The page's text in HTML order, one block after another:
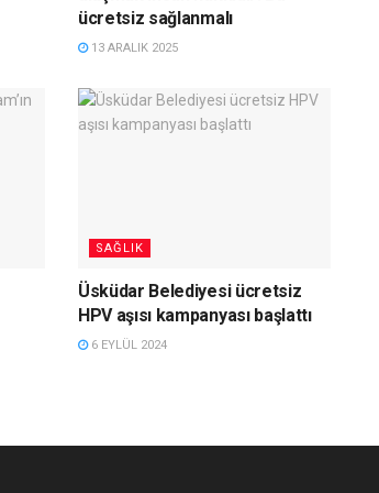
ücretsiz sağlanmalı
13 ARALIK 2025
SAĞLIK
Üsküdar Belediyesi ücretsiz
HPV aşısı kampanyası başlattı
6 EYLÜL 2024